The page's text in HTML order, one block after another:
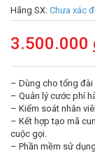
Hãng SX: Chưa xác
3.500.000
– Dùng cho tổng đài
– Quản lý cước phí
– Kiểm soát nhân
– Kết hợp tạo mã
cuộc gọi.
– Phần mềm sử